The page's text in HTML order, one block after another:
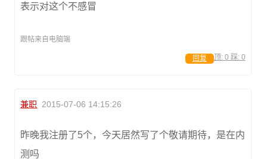
表示对这个不感冒
跟帖来自电脑端
顶: 0 踩: 0
回复
兼职 2015-07-06 14:15:26
昨晚我注册了5个，今天居然写了个敬请期待，是在内
测吗